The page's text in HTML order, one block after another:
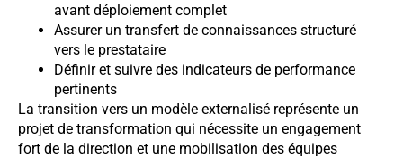
avant déploiement complet
Assurer un transfert de connaissances structuré
vers le prestataire
Définir et suivre des indicateurs de performance
pertinents
La transition vers un modèle externalisé représente un
projet de transformation qui nécessite un engagement
fort de la direction et une mobilisation des équipes